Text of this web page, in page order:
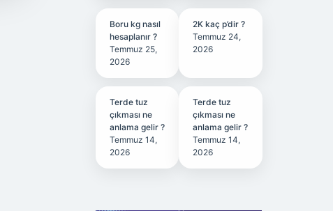
Boru kg nasıl
hesaplanır ?
Temmuz 25,
2026
2K kaç p’dir ?
Temmuz 24,
2026
Terde tuz
çıkması ne
anlama gelir ?
Temmuz 14,
2026
Terde tuz
çıkması ne
anlama gelir ?
Temmuz 14,
2026